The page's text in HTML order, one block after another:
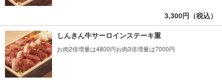
3,300円（税込）
しんきん牛サーロインステーキ重
お肉2倍増量は4800円お肉3倍増量は7000円